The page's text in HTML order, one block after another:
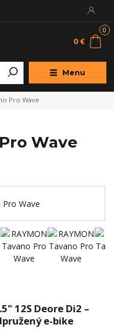
Menu
0
0 €
Pro Wave
Wave
12S Deore Di2 –
e-bike